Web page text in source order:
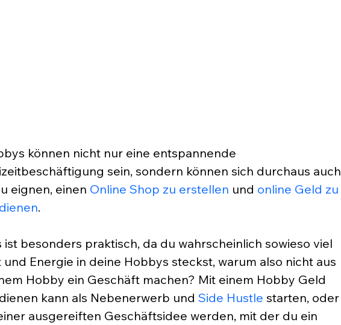
können nicht nur eine entspannende
sein, sondern können sich durchaus auch
eignen, einen Online Shop zu erstellen und online Geld zu
.
ist besonders praktisch, da du wahrscheinlich sowieso viel
und Energie in deine Hobbys steckst, warum also nicht aus
Hobby ein Geschäft machen? Mit einem Hobby Geld
kann als Nebenerwerb und Side Hustle starten, oder
ausgereiften Geschäftsidee werden, mit der du ein